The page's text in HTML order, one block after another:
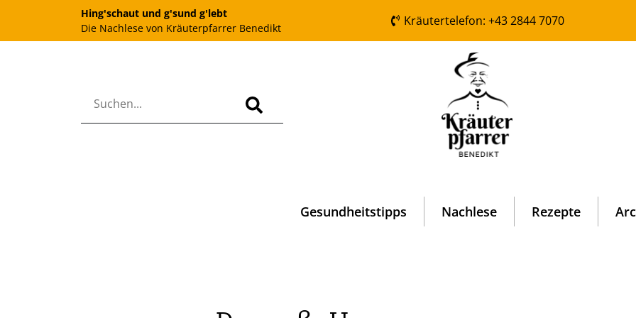
Hing'schaut und g'sund g'lebt
Die Nachlese von Kräuterpfarrer Benedikt
Kräutertelefon: +43 2844 7070
Gesundheitstipps Nachlese Rezepte